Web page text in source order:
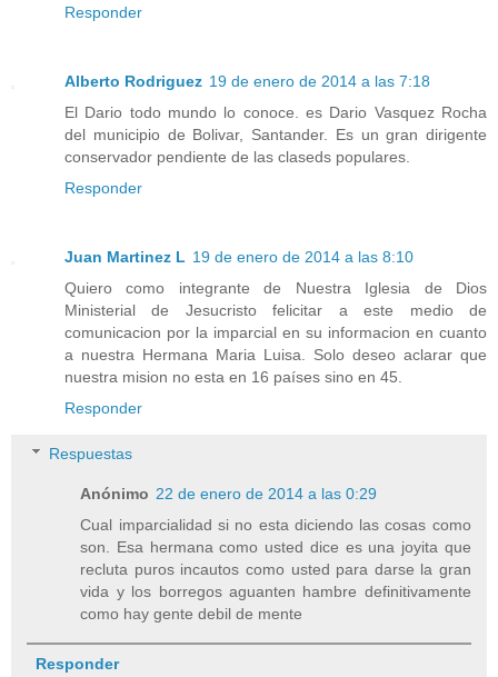
Responder
Alberto Rodriguez 19 de enero de 2014 a las 7:18
El Dario todo mundo lo conoce. es Dario Vasquez Rocha
del municipio de Bolivar, Santander. Es un gran dirigente
conservador pendiente de las claseds populares.
Responder
Juan Martinez L 19 de enero de 2014 a las 8:10
Quiero como integrante de Nuestra Iglesia de Dios
Ministerial de Jesucristo felicitar a este medio de
comunicacion por la imparcial en su informacion en cuanto
a nuestra Hermana Maria Luisa. Solo deseo aclarar que
nuestra mision no esta en 16 países sino en 45.
Responder
Respuestas
Anónimo 22 de enero de 2014 a las 0:29
Cual imparcialidad si no esta diciendo las cosas como
son. Esa hermana como usted dice es una joyita que
recluta puros incautos como usted para darse la gran
vida y los borregos aguanten hambre definitivamente
como hay gente debil de mente
Responder